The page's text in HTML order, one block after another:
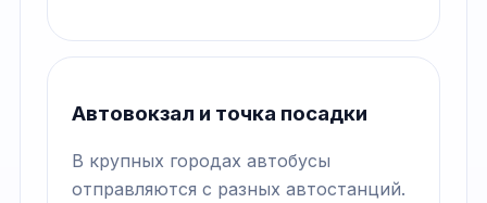
Автовокзал и точка посадки
В крупных городах автобусы
отправляются с разных автостанций.